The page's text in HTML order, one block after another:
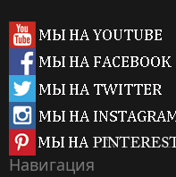
Навигация